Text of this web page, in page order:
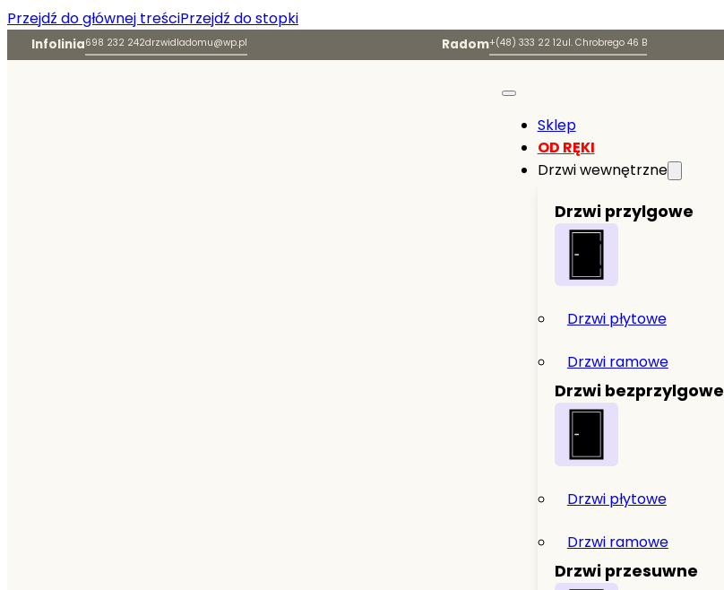
Przejdź do głównej treściPrzejdź do stopki
Infolinia698 232 242drzwidladomu@wp.pl Radom+(48) 333 22 12ul. Chrobrego 46 B
Sklep
OD RĘKI
Drzwi wewnętrzne
Drzwi przylgowe
Drzwi płytowe
Drzwi ramowe
Drzwi bezprzylgowe
Drzwi płytowe
Drzwi ramowe
Drzwi przesuwne